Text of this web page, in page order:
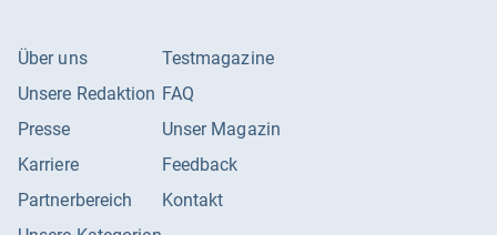
Über uns
Unsere Redaktion
Presse
Karriere
Partnerbereich
Testmagazine
FAQ
Unser Magazin
Feedback
Kontakt